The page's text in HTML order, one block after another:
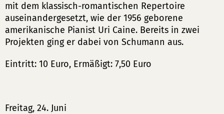
mit dem klassisch-romantischen Repertoire
auseinandergesetzt, wie der 1956 geborene
amerikanische Pianist Uri Caine. Bereits in zwei
Projekten ging er dabei von Schumann aus.
Eintritt: 10 Euro, Ermäßigt: 7,50 Euro
Freitag, 24. Juni